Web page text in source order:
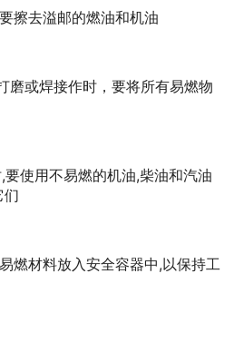
擦去溢邮的燃油和机油
磨或焊接作时，要将所有易燃物
使用不易燃的机油,柴油和汽油
们
燃材料放入安全容器中,以保持工